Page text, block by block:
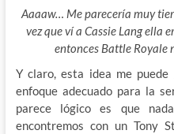
Aaaaw… Me parecería muy
vez que ví a Cassie Lang ella
entonces Battle Royale
Y claro, esta idea me
enfoque adecuado para la
parece lógico es que
encontremos con un Tony